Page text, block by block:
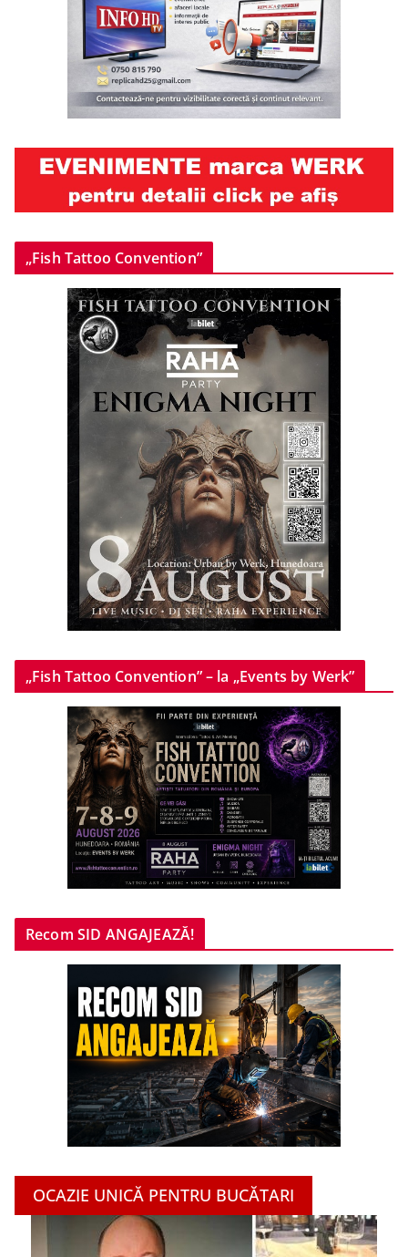
„Fish Tattoo Convention”
„Fish Tattoo Convention” – la „Events by Werk”
Recom SID ANGAJEAZĂ!
OCAZIE UNICĂ PENTRU BUCĂTARI